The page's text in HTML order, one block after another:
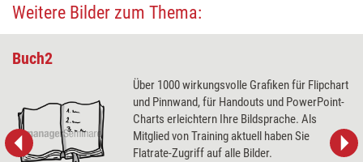
Weitere Bilder zum Thema:
Buch2
Über 1000 wirkungsvolle Grafiken für Flipchart
und Pinnwand, für Handouts und PowerPoint-
Charts erleichtern Ihre Bildsprache. Als
Mitglied von Training aktuell haben Sie
Flatrate-Zugriff auf alle Bilder.